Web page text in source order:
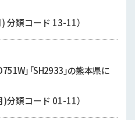
分類コード 13-11）
」「SH2933」の熊本県に
分類コード 01-11）